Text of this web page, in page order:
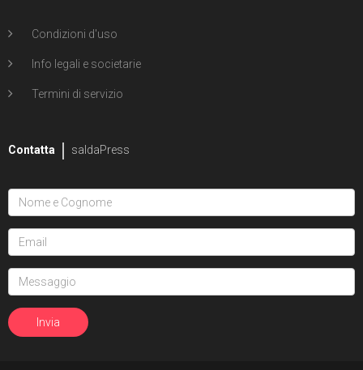
Condizioni d'uso
Info legali e societarie
Termini di servizio
Contatta saldaPress